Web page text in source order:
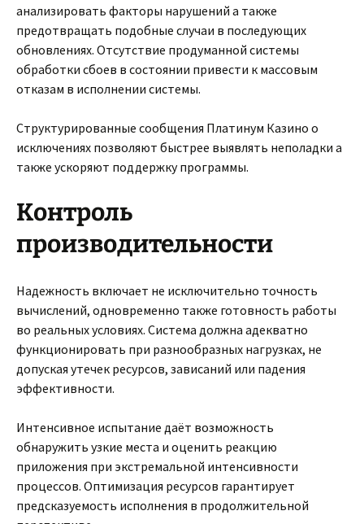
анализировать факторы нарушений а также
предотвращать подобные случаи в последующих
обновлениях. Отсутствие продуманной системы
обработки сбоев в состоянии привести к массовым
отказам в исполнении системы.
Структурированные сообщения Платинум Казино о
исключениях позволяют быстрее выявлять неполадки а
также ускоряют поддержку программы.
Контроль
производительности
Надежность включает не исключительно точность
вычислений, одновременно также готовность работы
во реальных условиях. Система должна адекватно
функционировать при разнообразных нагрузках, не
допуская утечек ресурсов, зависаний или падения
эффективности.
Интенсивное испытание даёт возможность
обнаружить узкие места и оценить реакцию
приложения при экстремальной интенсивности
процессов. Оптимизация ресурсов гарантирует
предсказуемость исполнения в продолжительной